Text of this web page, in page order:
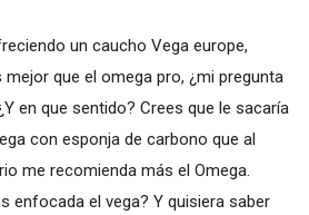
un caucho Vega europe,
que el omega pro, ¿mi pregunta
en que sentido? Crees que le sacaría
con esponja de carbono que al
me recomienda más el Omega.
enfocada el vega? Y quisiera saber